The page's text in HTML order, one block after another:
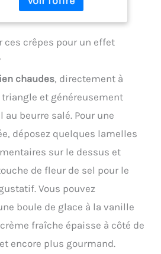
marque en magasin
(RSP), données 2018
Passe au lave-vaisselle.
pâte à polir spéciale inox
sarrasin) sur une
crêpière de 40 cm.
CROCHET DE
SUSPENSION : Pratique,
après utilisation. FACILE
À NETTOYER : Lavable à la
main avec de l'eau
savonneuse après
ces crêpes pour un effet
chaudes, directement à
triangle et généreusement
au beurre salé. Pour une
déposez quelques lamelles
sur le dessus et
de fleur de sel pour le
Vous pouvez
boule de glace à la vanille
fraîche épaisse à côté de
encore plus gourmand.